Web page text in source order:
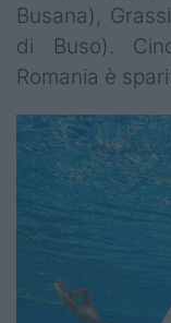
Busana),
di Buso).
Romania è